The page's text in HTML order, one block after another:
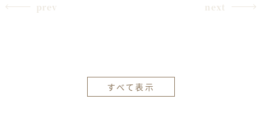
prev next
すべて表示